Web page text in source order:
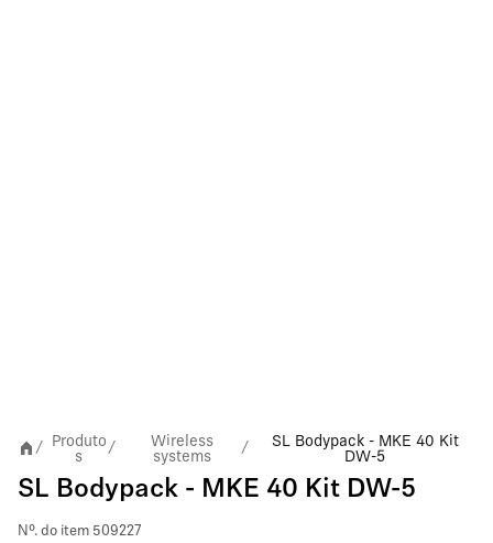
/
Produto
s
/
Wireless
systems
/
SL Bodypack - MKE 40 Kit
DW-5
SL Bodypack - MKE 40 Kit DW-5
Nº. do item 509227